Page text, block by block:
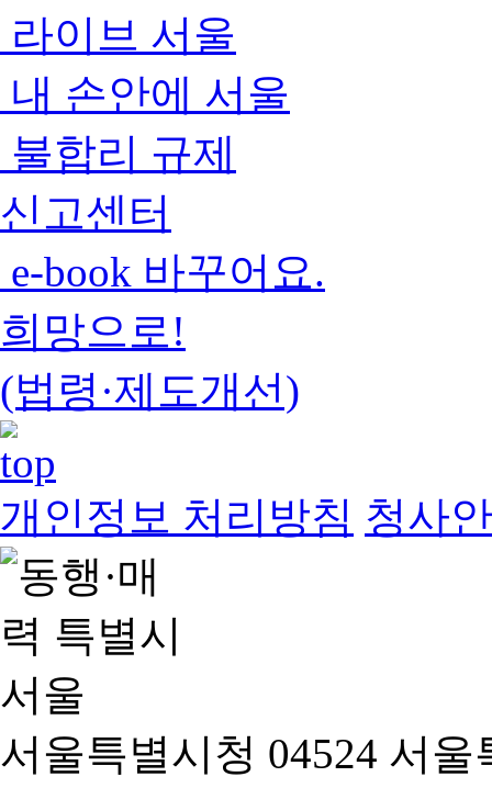
라이브 서울
내 손안에 서울
불합리 규제
신고센터
e-book 바꾸어요.
희망으로!
(법령·제도개선)
개인정보 처리방침 청사
서울특별시청 04524 서